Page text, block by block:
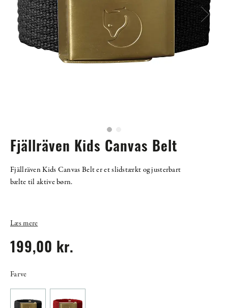
Fjällräven Kids Canvas Belt
Fjällräven Kids Canvas Belt er et slidstærkt og justerbart
bælte til aktive børn.
Læs mere
199,00 kr.
Farve